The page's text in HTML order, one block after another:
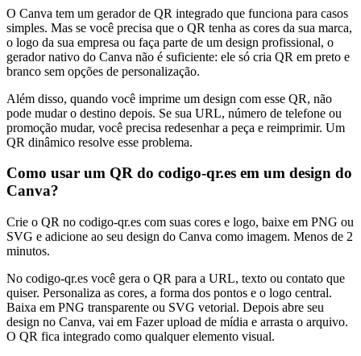
O Canva tem um gerador de QR integrado que funciona para casos
simples. Mas se você precisa que o QR tenha as cores da sua marca,
o logo da sua empresa ou faça parte de um design profissional, o
gerador nativo do Canva não é suficiente: ele só cria QR em preto e
branco sem opções de personalização.
Além disso, quando você imprime um design com esse QR, não
pode mudar o destino depois. Se sua URL, número de telefone ou
promoção mudar, você precisa redesenhar a peça e reimprimir. Um
QR dinâmico resolve esse problema.
Como usar um QR do codigo-qr.es em um design do
Canva?
Crie o QR no codigo-qr.es com suas cores e logo, baixe em PNG ou
SVG e adicione ao seu design do Canva como imagem. Menos de 2
minutos.
No codigo-qr.es você gera o QR para a URL, texto ou contato que
quiser. Personaliza as cores, a forma dos pontos e o logo central.
Baixa em PNG transparente ou SVG vetorial. Depois abre seu
design no Canva, vai em Fazer upload de mídia e arrasta o arquivo.
O QR fica integrado como qualquer elemento visual.